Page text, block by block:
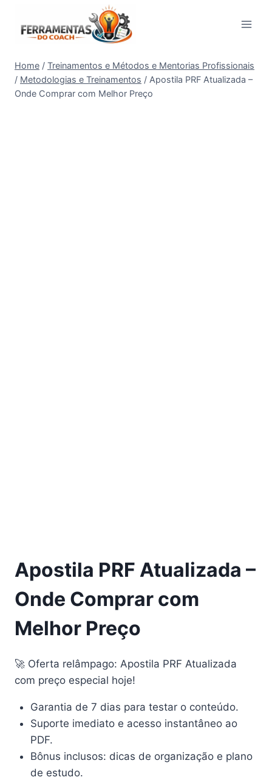
para
Home / Treinamentos e Métodos e Mentorias Profissionais
/ Metodologias e Treinamentos / Apostila PRF Atualizada –
Onde Comprar com Melhor Preço
Apostila PRF Atualizada –
Onde Comprar com
Melhor Preço
🚀 Oferta relâmpago: Apostila PRF Atualizada
com preço especial hoje!
Garantia de 7 dias para testar o conteúdo.
Suporte imediato e acesso instantâneo ao
PDF.
Bônus inclusos: dicas de organização e plano
de estudo.